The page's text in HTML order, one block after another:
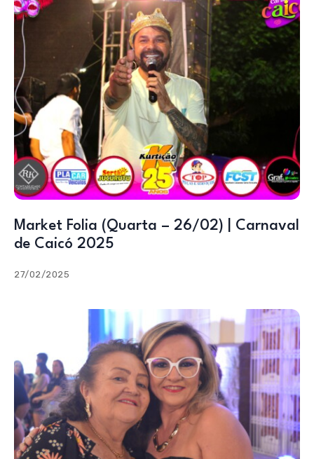
Market Folia (Quarta – 26/02) | Carnaval
de Caicó 2025
27/02/2025